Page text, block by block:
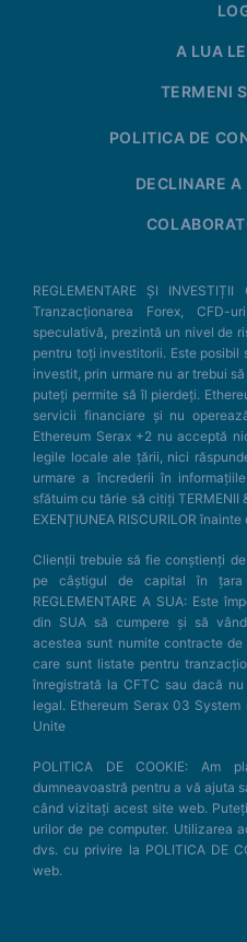
A LUA
TERMENI
POLITICA DE
DECLINARE A
REGLEMENTARE ȘI
Tranzacționarea Forex, CFD-
speculativă, prezintă un nivel de
pentru toți investitorii. Este
investit, prin urmare nu ar trebui
puteți permite să îl pierdeți.
servicii financiare și nu
Ethereum Serax +2 nu acceptă
legile locale ale țării, nici
urmare a încrederii în
sfătuim cu tărie să citiți TERMENII
EXENȚIUNEA RISCURILOR
Clienții trebuie să fie conștienți
pe câștigul de capital în țara
REGLEMENTARE A SUA: Este
din SUA să cumpere și să
acestea sunt numite contracte
care sunt listate pentru
înregistrată la CFTC sau dacă
legal. Ethereum Serax 03
Unite
POLITICA DE COOKIE: Am
dumneavoastră pentru a vă ajuta
când vizitați acest site web.
urilor de pe computer. Utilizarea
dvs. cu privire la POLITICA DE
web.